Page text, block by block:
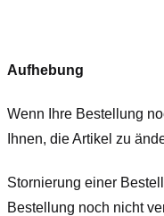
Aufhebung
Wenn Ihre Bestellung
Ihnen, die Artikel zu
Stornierung einer
Bestellung noch nicht